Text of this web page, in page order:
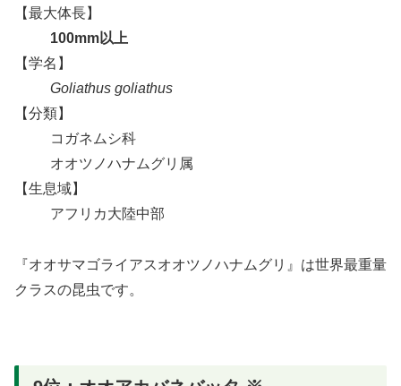
【最大体長】
100mm以上
【学名】
Goliathus goliathus
【分類】
コガネムシ科
オオツノハナムグリ属
【生息域】
アフリカ大陸中部
『オオサマゴライアスオオツノハナムグリ』は世界最重量
クラスの昆虫です。